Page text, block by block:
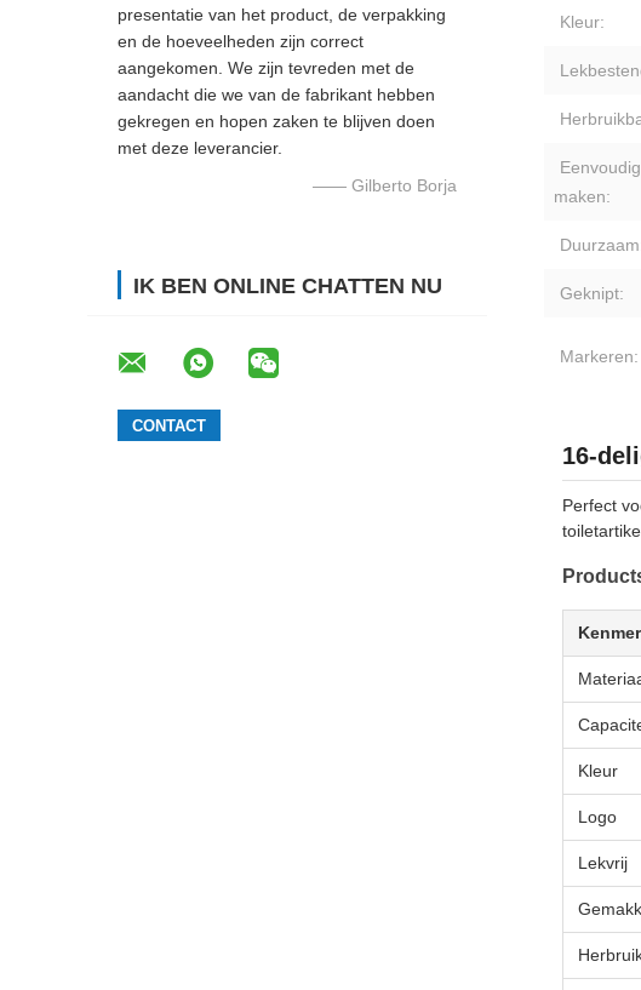
presentatie van het product, de verpakking
en de hoeveelheden zijn correct
aangekomen. We zijn tevreden met de
aandacht die we van de fabrikant hebben
gekregen en hopen zaken te blijven doen
met deze leverancier.
—— Gilberto Borja
IK BEN ONLINE CHATTEN NU
Kleur:
maken:
Geknipt:
Markeren:
16-
Perfect
Kleur
Logo
Lekvrij